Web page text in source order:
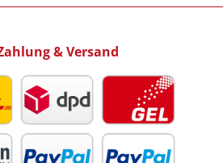
& Versand